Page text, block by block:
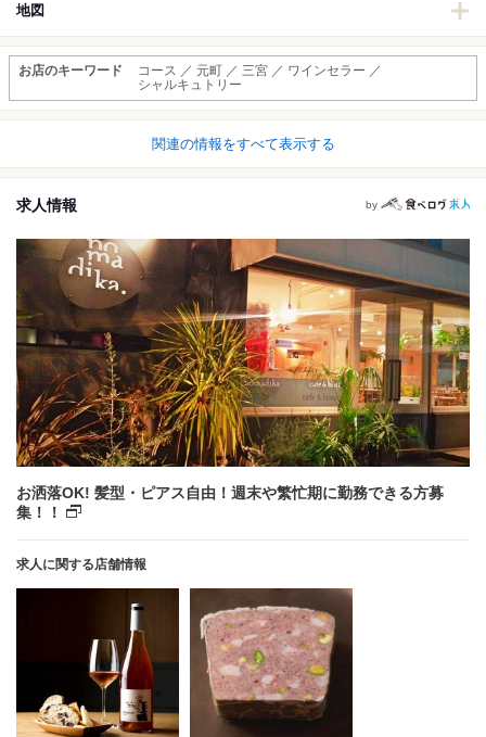
地図
お店のキーワード
コース ／ 元町 ／ 三宮 ／ ワインセラー ／
シャルキュトリー
関連の情報をすべて表示する
求人情報 by
お洒落OK! 髪型・ピアス自由！週末や繁忙期に勤務できる方募
集！！
求人に関する店舗情報